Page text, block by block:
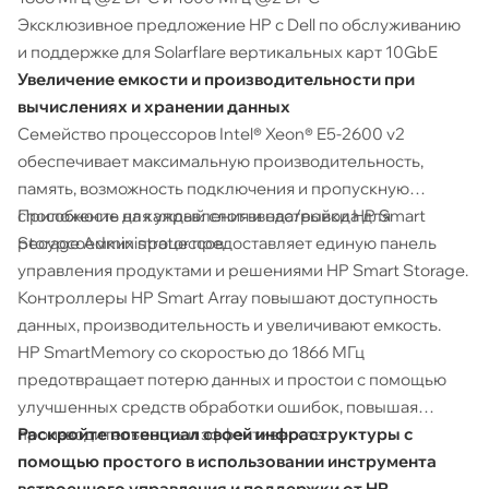
Эксклюзивное предложение HP с Dell по обслуживанию
и поддержке для Solarflare вертикальных карт 10GbE
Увеличение емкости и производительности при
вычислениях и хранении данных
Семейство процессоров Intel® Xeon® E5-2600 v2
обеспечивает максимальную производительность,
память, возможность подключения и пропускную
способность на каждый слот ввода/вывода для
ресурсоемких процессов.
Приложение для управления и настройки HP Smart
Storage Administrator предоставляет единую панель
управления продуктами и решениями HP Smart Storage.
Контроллеры HP Smart Array повышают доступность
данных, производительность и увеличивают емкость.
HP SmartMemory со скоростью до 1866 МГц
предотвращает потерю данных и простои с помощью
улучшенных средств обработки ошибок, повышая
производительность и эффективность.
Раскройте потенциал своей инфраструктуры с
помощью простого в использовании инструмента